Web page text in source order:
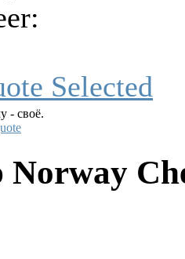
- своё.
Norway